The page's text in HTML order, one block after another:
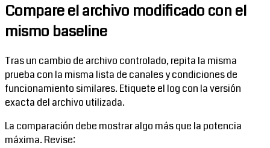
Compare el archivo modificado con el
mismo baseline
Tras un cambio de archivo controlado, repita la misma
prueba con la misma lista de canales y condiciones de
funcionamiento similares. Etiquete el log con la versión
exacta del archivo utilizada.
La comparación debe mostrar algo más que la potencia
máxima. Revise: